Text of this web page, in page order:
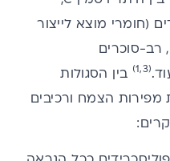
רב-סוכרים
(1,3)
בין הסגולות
מפירות הצמח ורכיבים